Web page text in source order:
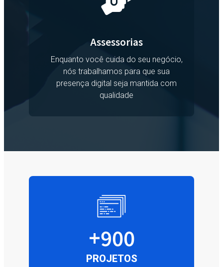
Assessorias
Enquanto você cuida do seu negócio,
nós trabalhamos para que sua
presença digital seja mantida com
qualidade
+900
PROJETOS